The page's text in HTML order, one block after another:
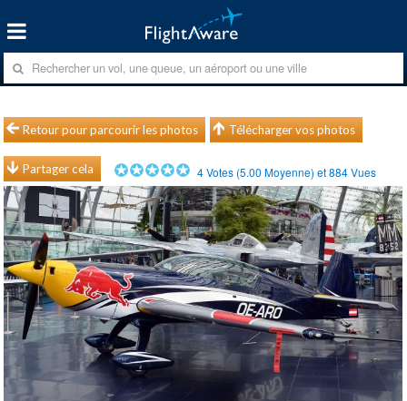
Retour pour parcourir les photos Télécharger vos photos
Partager cela 4Votes (5.00 Moyenne) et884Vues